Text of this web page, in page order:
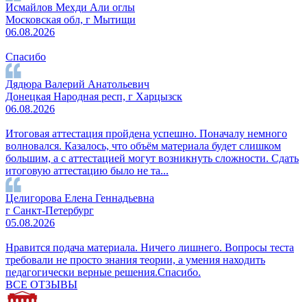
Исмайлов Мехди Али оглы
Московская обл, г Мытищи
06.08.2026
Спасибо
Дядюра Валерий Анатольевич
Донецкая Народная респ, г Харцызск
06.08.2026
Итоговая аттестация пройдена успешно. Поначалу немного
волновался. Казалось, что объём материала будет слишком
большим, а с аттестацией могут возникнуть сложности. Сдать
итоговую аттестацию было не та...
Целигорова Елена Геннадьевна
г Санкт-Петербург
05.08.2026
Нравится подача материала. Ничего лишнего. Вопросы теста
требовали не просто знания теории, а умения находить
педагогически верные решения.Спасибо.
ВСЕ ОТЗЫВЫ